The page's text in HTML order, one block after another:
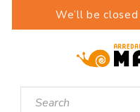
We’ll be